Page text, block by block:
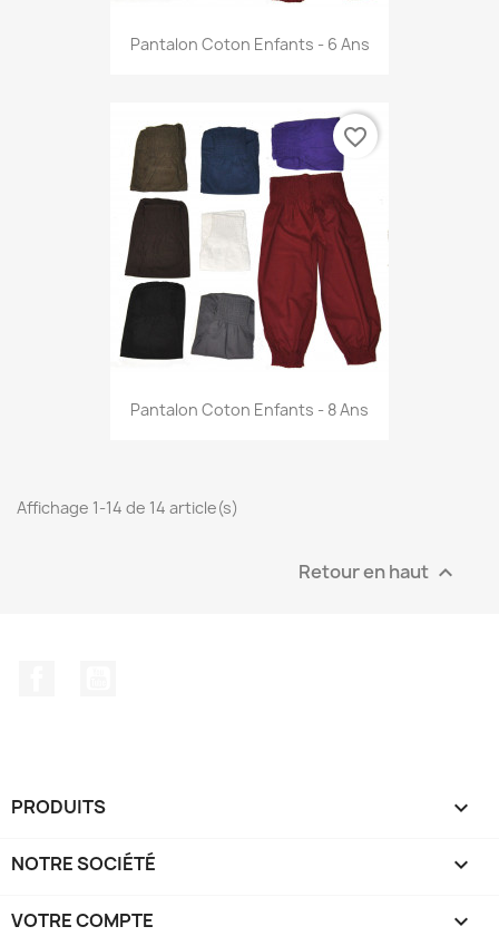
Pantalon Coton Enfants - 6 Ans
Pantalon Coton Enfants - 8 Ans
favorite_border
Affichage 1-14 de 14 article(s)
Retour en haut 
PRODUITS 
NOTRE SOCIÉTÉ 
VOTRE COMPTE 